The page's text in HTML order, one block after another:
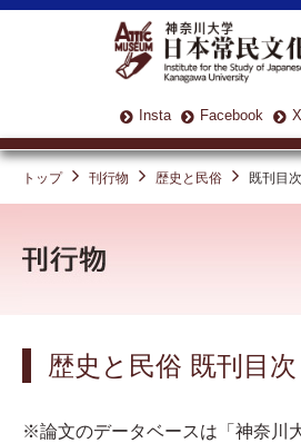
Insta Facebook X
トップ 刊行物 歴史と⺠俗 既刊目次
歴史と民俗 既刊目次
※論文のデータベースは「神奈川